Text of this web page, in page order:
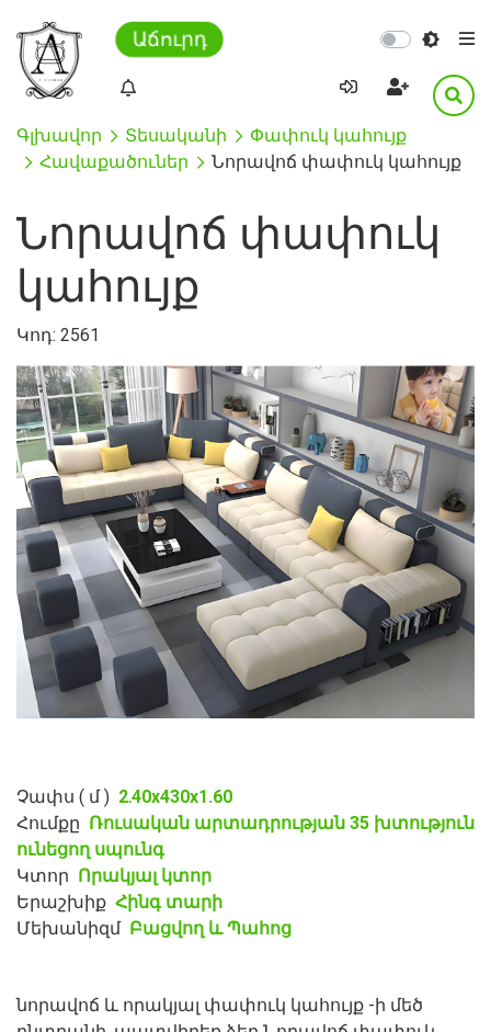
Աճուրդ
Գլխավոր Տեսականի
Փափուկ կահույք
Հավաքածուներ
Նորավոճ փափուկ կահույք
Նորավոճ փափուկ
կահույք
Կոդ: 2561
Չափս ( մ ) 2․40x430x1.60
Հումքը Ռուսական արտադրության 35 խտություն
ունեցող սպունգ
Կտոր Որակյալ կտոր
Երաշխիք Հինգ տարի
Մեխանիզմ Բացվող և Պահոց
նորավոճ և որակյալ փափուկ կահույք -ի մեծ